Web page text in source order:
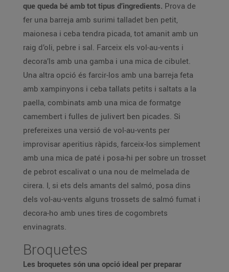
que queda bé amb tot tipus d’ingredients. Prova de
fer una barreja amb surimi talladet ben petit,
maionesa i ceba tendra picada, tot amanit amb un
raig d’oli, pebre i sal. Farceix els vol-au-vents i
decora’ls amb una gamba i una mica de cibulet.
Una altra opció és farcir-los amb una barreja feta
amb xampinyons i ceba tallats petits i saltats a la
paella, combinats amb una mica de formatge
camembert i fulles de julivert ben picades. Si
prefereixes una versió de vol-au-vents per
improvisar aperitius ràpids, farceix-los simplement
amb una mica de paté i posa-hi per sobre un trosset
de pebrot escalivat o una nou de melmelada de
cirera. I, si ets dels amants del salmó, posa dins
dels vol-au-vents alguns trossets de salmó fumat i
decora-ho amb unes tires de cogombrets
envinagrats.
Broquetes
Les broquetes són una opció ideal per preparar